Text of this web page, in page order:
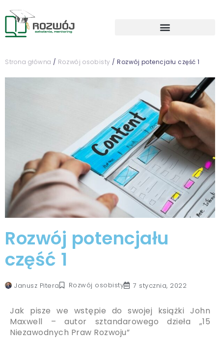
Strona główna / Rozwój osobisty / Rozwój potencjału część 1
Rozwój potencjału
część 1
Janusz Pitera Rozwój osobisty 7 stycznia, 2022
Jak pisze we wstępie do swojej książki John
Maxwell – autor sztandarowego dzieła „15
Niezawodnych Praw Rozwoju”